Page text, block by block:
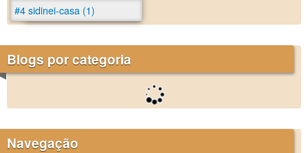
#4 sidinei-casa (1)
Blogs por categoria
Navegação